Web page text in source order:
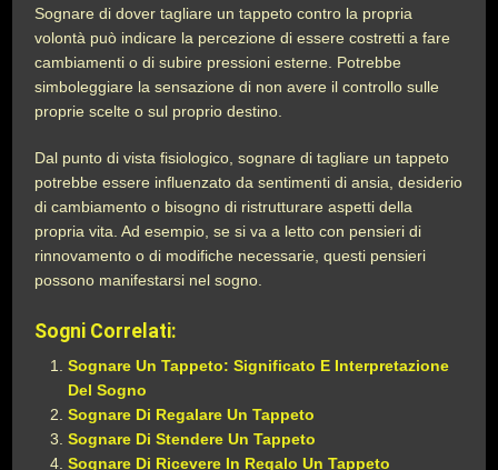
Sognare di dover tagliare un tappeto contro la propria
volontà può indicare la percezione di essere costretti a fare
cambiamenti o di subire pressioni esterne. Potrebbe
simboleggiare la sensazione di non avere il controllo sulle
proprie scelte o sul proprio destino.
Dal punto di vista fisiologico, sognare di tagliare un tappeto
potrebbe essere influenzato da sentimenti di ansia, desiderio
di cambiamento o bisogno di ristrutturare aspetti della
propria vita. Ad esempio, se si va a letto con pensieri di
rinnovamento o di modifiche necessarie, questi pensieri
possono manifestarsi nel sogno.
Sogni Correlati:
Sognare Un Tappeto: Significato E Interpretazione
Del Sogno
Sognare Di Regalare Un Tappeto
Sognare Di Stendere Un Tappeto
Sognare Di Ricevere In Regalo Un Tappeto